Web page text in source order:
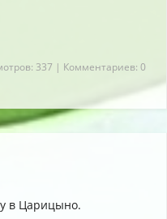
337 | Комментариев: 0
в Царицыно.